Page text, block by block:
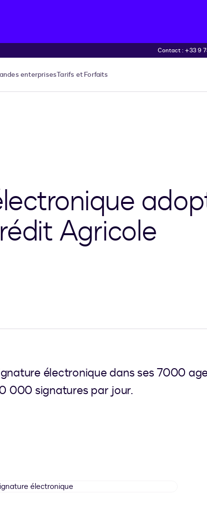
Contact : +33 9
enterprisesTarifs et Forfaits
Agricole
électronique dans ses 7000
000 signatures par jour.
credt